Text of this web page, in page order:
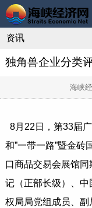
资讯
独角兽企业分类
海峡
8月22日，第33届
和”一带一路”暨金砖
口商品交易会展馆
记（正部长级）、
权局局党组成员、